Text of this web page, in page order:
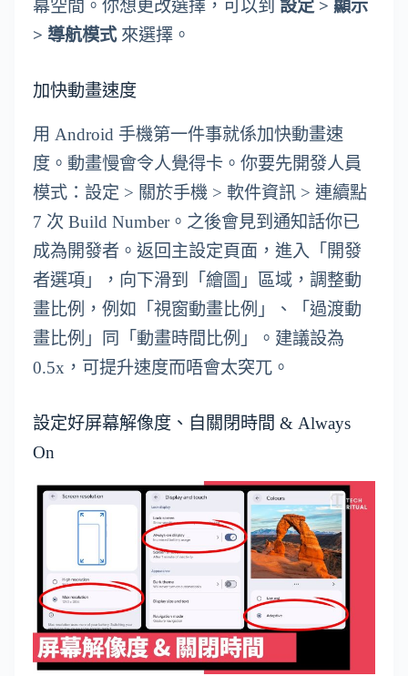
幕空間。你想更改選擇，可以到 設定 > 顯示
> 導航模式來選擇。
加快動畫速度
用 Android 手機第一件事就係加快動畫速
度。動畫慢會令人覺得卡。你要先開發人員
模式：設定 > 關於手機 > 軟件資訊 > 連續點
7 次 Build Number。之後會見到通知話你已
成為開發者。返回主設定頁面，進入「開發
者選項」，向下滑到「繪圖」區域，調整動
畫比例，例如「視窗動畫比例」、「過渡動
畫比例」同「動畫時間比例」。建議設為
0.5x，可提升速度而唔會太突兀。
設定好屏幕解像度、自關閉時間 & Always
On